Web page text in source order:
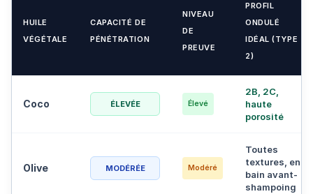
HUILE
VÉGÉTALE
CAPACITÉ DE
PÉNÉTRATION
NIVEAU
DE
PREUVE
PROFIL
ONDULÉ
IDÉAL (TYPE
2)
Coco ÉLEVÉE Élevé
2B, 2C,
haute
porosité
Olive MODÉRÉE Modéré
Toutes
textures, en
bain avant-
shampoing